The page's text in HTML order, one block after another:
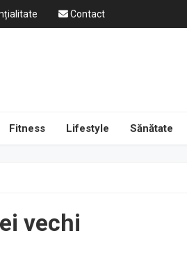
Contact
Fitness Lifestyle Sănătate
vechi